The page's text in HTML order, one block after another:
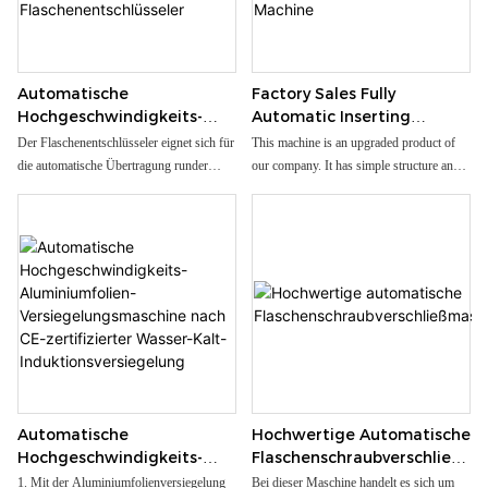
zum Drehteller gesammelt
Automatische
Hochgeschwindigkeits-
Rotationsmaschine Für
Kunststoff-PE-PP-PET-
Der Flaschenentschlüsseler eignet sich für
die automatische Übertragung runder
Verschließmaschinen angeschlossen ist,
automatische Zuführung und verbessert
die Effizienz. kann als Pufferplattform am
Zwischenanschluss der Montagelinie
eingesetzt werden. Reduzieren Sie die
Länge des Förderbandes
Factory Sales Fully
Automatic Inserting
Desiccant Filling Machine
Desiccant Cutting And
This machine is an upgraded product of
our company. It has simple structure and
sachets. This machine has strong
adaptability to bottles. For glass bottles
and plastic bottles of various
Automatische
Hochgeschwindigkeits-
Aluminiumfolien-
1. Mit der Aluminiumfolienversiegelung
Hochwertige Automatische
Flaschenschraubverschließ
Maschine
Bei dieser Maschine handelt es sich um